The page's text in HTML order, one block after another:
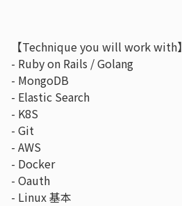
【Technique you will work with】
- Ruby on Rails / Golang
- MongoDB
- Elastic Search
- K8S
- Git
- AWS
- Docker
- Oauth
- Linux 基本